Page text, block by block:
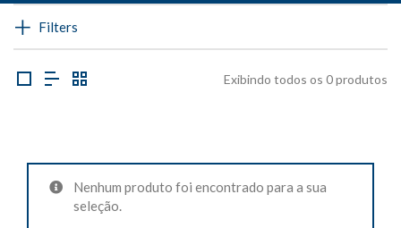
Filters
Exibindo todos os 0 produtos
Nenhum produto foi encontrado para a sua
seleção.